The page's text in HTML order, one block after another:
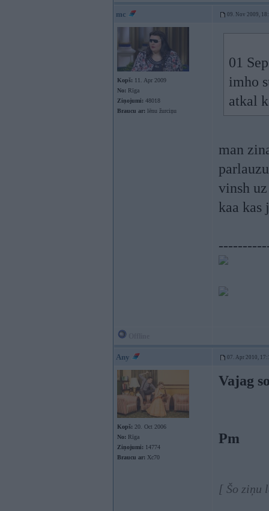
mc 09. Nov 2009,
Kopš: 11. Apr 2009
No: Rīga
Ziņojumi: 48018
Braucu ar: lēnu žurciņu
01
imho
atkal
man
vinsh
kaa
Any 07. Apr 2010,
Kopš: 20. Oct 2006
No: Rīga
Ziņojumi: 14774
Braucu ar: Xc70
Vajag
Pm
[ Šo ziņu